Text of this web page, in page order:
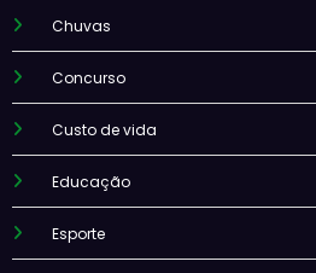
Chuvas
Concurso
Custo de vida
Educação
Esporte